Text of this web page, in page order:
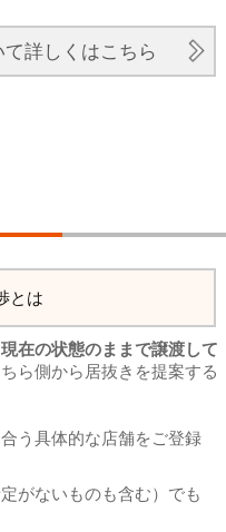
詳しくはこちら
とは
現在の状態のままで譲渡して
ちら側から居抜きを提案する
う具体的な店舗をご登録
がないものも含む）でも